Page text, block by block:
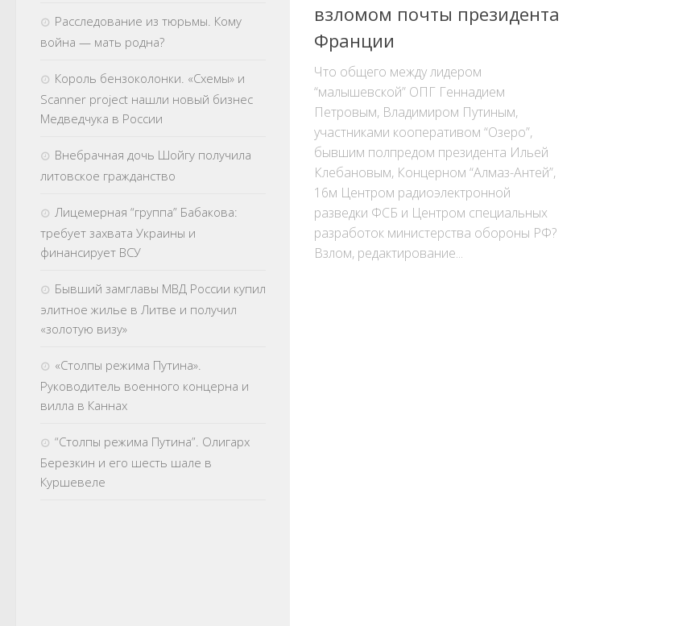
взломом почты президента
Франции
Что общего между лидером
“малышевской” ОПГ Геннадием
Петровым, Владимиром Путиным,
участниками кооперативом “Озеро”,
бывшим полпредом президента Ильей
Клебановым, Концерном “Алмаз-Антей”,
16м Центром радиоэлектронной
разведки ФСБ и Центром специальных
разработок министерства обороны РФ?
Взлом, редактирование...
Расследование из тюрьмы. Кому
война — мать родна?
Король бензоколонки. «Схемы» и
Scanner project нашли новый бизнес
Медведчука в России
Внебрачная дочь Шойгу получила
литовское гражданство
Лицемерная “группа” Бабакова:
требует захвата Украины и
финансирует ВСУ
Бывший замглавы МВД России купил
элитное жилье в Литве и получил
«золотую визу»
«Столпы режима Путина».
Руководитель военного концерна и
вилла в Каннах
“Столпы режима Путина”. Олигарх
Березкин и его шесть шале в
Куршевеле